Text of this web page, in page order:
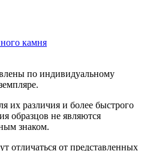
камня
по индивидуальному
их различия и более быстрого
образцов не являются
знаком.
отличаться от представленных